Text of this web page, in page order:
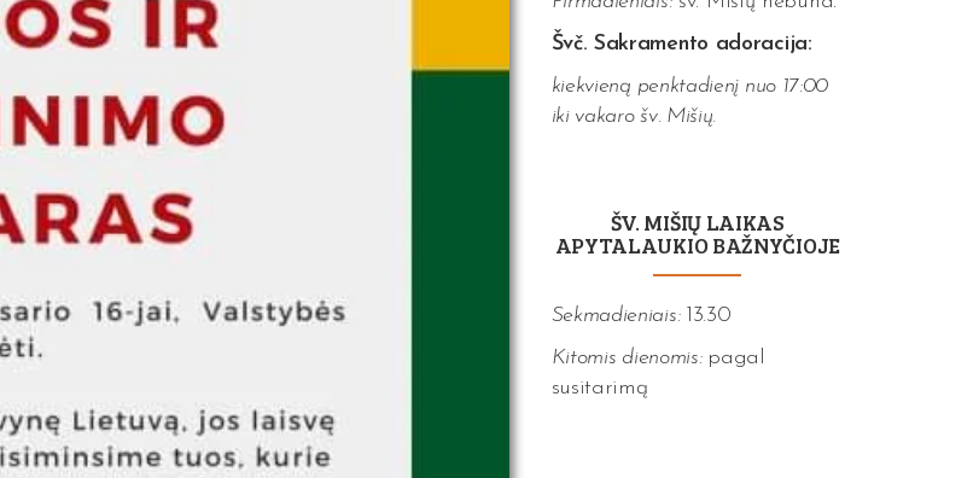
Švč. Sakramento adoracija:
kiekvieną penktadienį nuo 17:00
iki vakaro šv. Mišių.
ŠV. MIŠIŲ LAIKAS
APYTALAUKIO BAŽNYČIOJE
Sekmadieniais: 13.30
Kitomis dienomis: pagal
susitarimą